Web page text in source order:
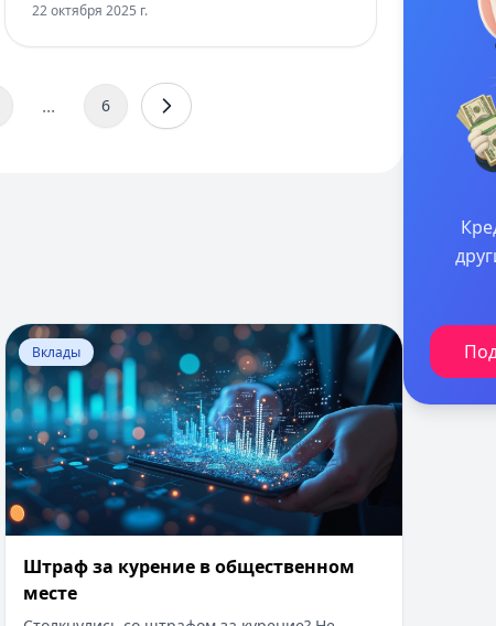
Рассказываем, на какие ставки
22 октября 2025 г.
... 6
Перейти к статье: ​Штраф за курение в общественном
Вклады
​Штраф за курение в общественном
месте